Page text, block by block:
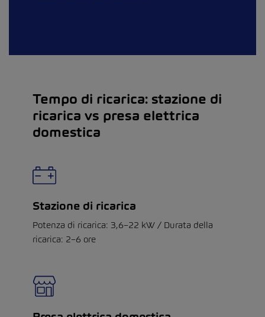
Tempo di ricarica: stazione di
ricarica vs presa elettrica
domestica
Stazione di ricarica
Potenza di ricarica: 3,6–22 kW / Durata della
ricarica: 2–6 ore